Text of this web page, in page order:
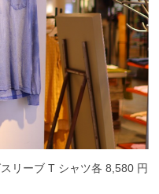
リーブ T シャツ各 8,580 円